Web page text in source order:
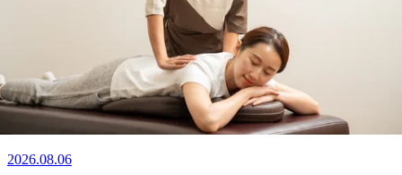
ガ・ツカサ・ナカムラが出勤しております。１4：0０ から
ご案内できるお時間がございます！ご予約お待ちしておりま
す。※ご予約状況はその都度変化致しますのでご注意くださ
い。．．．★。☆。★。☆。★。☆。★。☆。★。☆。★。
☆。★．．．『肩甲骨ストレッチ＆骨盤ストレッチ』をとり
入れた整体ファンからも人気のリラク系ボディケア♪マッサ
ージとは違うボディケアで、お身体リフレッシュ
ージファンにも大人気＃肩こり・腰痛＃骨盤ストレッチ＃ス
本日もたくさんのご来店ありがとうございました。明日は12
時30分～ご案内できます。皆様のご来店を心よりお待ちして
おります。『肩甲骨ストレッチ＆骨盤ストレッチ』をとり入
れた整体ファンからも人気のリラク系ボディケア♪ ＃東急大
井町線 ＃尾山台 ＃整体・マッサージファンにも大人気 ＃肩
こり・腰痛 ＃骨盤ストレッチ ＃ストレッチ ＃世田谷＃二子
玉川＃自由が丘＃等々力
8/6（木）☆Re.Ra.Ku尾山台店本日の空き情報
こんにちは！Re.Ra.Ku尾山台店です。尾山台付近は昨夜から
と一頑張りですね。今日も笑顔で皆さまのご来店をお待ちし
2026.08.06